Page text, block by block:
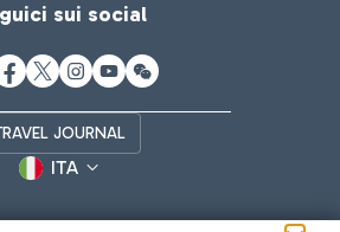
sui social
JOURNAL
ITA